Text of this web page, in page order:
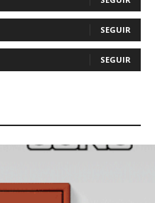
SEGUIR
SEGUIR